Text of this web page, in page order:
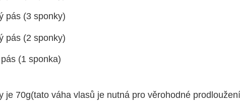
pás (3 sponky)
pás (2 sponky)
(1 sponka)
je 70g(tato váha vlasů je nutná pro věrohodné